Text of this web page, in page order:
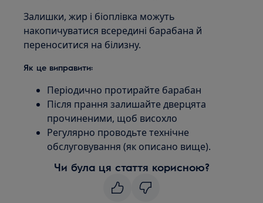
Залишки, жир і біоплівка можуть
накопичуватися всередині барабана й
переноситися на білизну.
Як це виправити:
Періодично протирайте барабан
Після прання залишайте дверцята
прочиненими, щоб висохло
Регулярно проводьте технічне
обслуговування (як описано вище).
Чи була ця стаття корисною?